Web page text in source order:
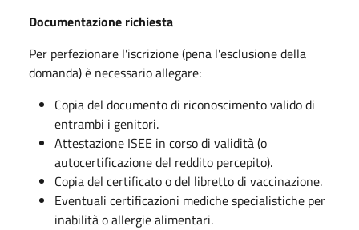
Documentazione richiesta
Per perfezionare l'iscrizione (pena l'esclusione della
domanda) è necessario allegare:
Copia del documento di riconoscimento valido di
entrambi i genitori.
Attestazione ISEE in corso di validità (o
autocertificazione del reddito percepito).
Copia del certificato o del libretto di vaccinazione.
Eventuali certificazioni mediche specialistiche per
inabilità o allergie alimentari.